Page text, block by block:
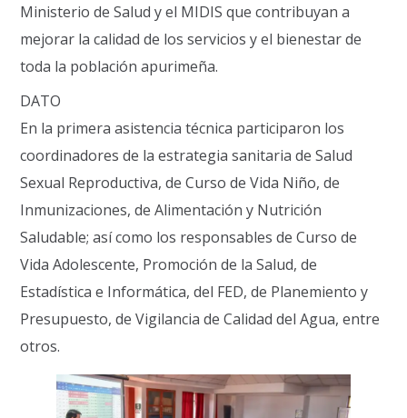
Ministerio de Salud y el MIDIS que contribuyan a
mejorar la calidad de los servicios y el bienestar de
toda la población apurimeña.
DATO
En la primera asistencia técnica participaron los
coordinadores de la estrategia sanitaria de Salud
Sexual Reproductiva, de Curso de Vida Niño, de
Inmunizaciones, de Alimentación y Nutrición
Saludable; así como los responsables de Curso de
Vida Adolescente, Promoción de la Salud, de
Estadística e Informática, del FED, de Planemiento y
Presupuesto, de Vigilancia de Calidad del Agua, entre
otros.